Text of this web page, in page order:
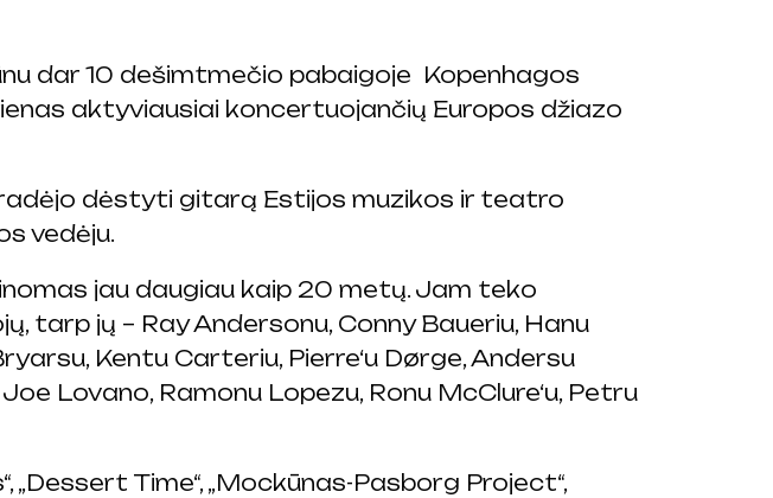
dar 10 dešimtmečio pabaigoje Kopenhagos
aktyviausiai koncertuojančių Europos džiazo
dėstyti gitarą Estijos muzikos ir teatro
vedėju.
jau daugiau kaip 20 metų. Jam teko
jų – Ray Andersonu, Conny Baueriu, Hanu
Kentu Carteriu, Pierre‘u Dørge, Andersu
Lovano, Ramonu Lopezu, Ronu McClure‘u, Petru
Time“, „Mockūnas-Pasborg Project“,